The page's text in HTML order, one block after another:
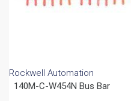
Rockwell Automation
140M-C-W454N Bus Bar